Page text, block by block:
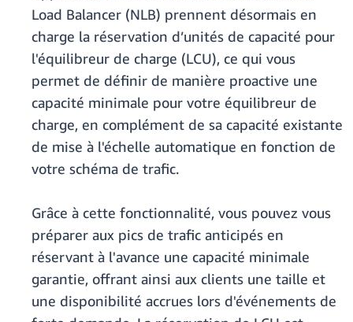
Load Balancer (NLB) prennent désormais en
charge la réservation d’unités de capacité pour
l'équilibreur de charge (LCU), ce qui vous
permet de définir de manière proactive une
capacité minimale pour votre équilibreur de
charge, en complément de sa capacité existante
de mise à l'échelle automatique en fonction de
votre schéma de trafic.
Grâce à cette fonctionnalité, vous pouvez vous
préparer aux pics de trafic anticipés en
réservant à l'avance une capacité minimale
garantie, offrant ainsi aux clients une taille et
une disponibilité accrues lors d'événements de